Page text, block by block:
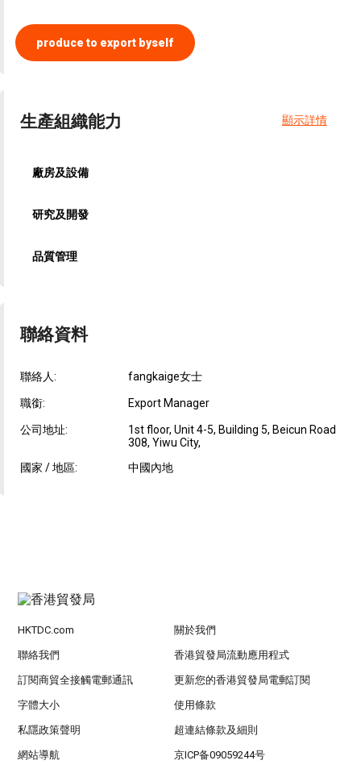
produce to export byself
生產組織能力 顯示詳情
廠房及設備
研究及開發
品質管理
聯絡資料
聯絡人: fangkaige女士
職銜: Export Manager
公司地址:
1st floor, Unit 4-5, Building 5, Beicun Road
308, Yiwu City,
國家 / 地區:
中國內地
HKTDC.com 關於我們
聯絡我們 香港貿發局流動應用程式
訂閱商貿全接觸電郵通訊 更新您的香港貿發局電郵訂閱
字體大小 使用條款
私隱政策聲明 超連結條款及細則
網站導航 京ICP备09059244号